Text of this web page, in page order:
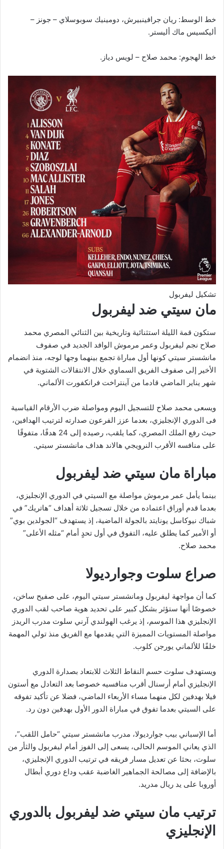
خط الوسط: ريان جرافينبيرش، دومينيك سوبوسلاي – جونز –
أليكسيس ماك أليستر.
خط الهجوم: محمد صلاح – لويس دياز.
تشكيل ليفربول
مان سيتي ضد ليفربول
ستكون قمة الليلة استثنائية وتاريخية بين الثنائي المصري محمد
صلاح نجم ليفربول وعمر مرموش الوافد الجديد في صفوف
مانشستر سيتي كونها أول مباراة تجمع بينهما وجها لوجه، منذ انضمام
الأخير إلى صفوف الفريق السماوي خلال الانتقالات الشتوية في
شهر يناير الماضي قادما من آينتراخت فرانكفورت الألماني.
ويسعى محمد صلاح للتسجيل اليوم ومواصلة ضرب الأرقام القياسية
فى الدوري الإنجليزي، بعدما عزز الفرعون صدارته لترتيب الهدافين،
حيث رفع الملك المصري، كما يلقب، رصيده إلى 24 هدفًا، متفوقًا
على منافسه الأقرب النرويجي هالاند هداف مانشستر سيتي.
مباراة مان سيتي ضد ليفربول
بينما يأمل عمر مرموش مواصلة مع السيتي في الدوري الإنجليزي،
بعدما قدم أوراق اعتماده من خلال تسجيل ثلاثة أهداف “هاتريك” في
شباك نيوكاسل يونايتد بالجولة الماضية، إذ يستهدف “الجولدين بوي”
أو الأمير كما يطلق عليه، التفوق في أول تحدٍ أمام “مثله الأعلى”
محمد صلاح.
صراع سلوت وجوارديولا
كما أن مواجهة ليفربول ومانشستر سيتي اليوم، على صفيح ساخن،
خصوصًا أنها ستؤثر بشكل كبير على تحديد هوية صاحب لقب الدوري
الإنجليزي هذا الموسم، إذ يرغب الهولندي آرني سلوت مدرب الريدز
مواصلة المستويات المميزة التي يقدمها مع الفريق منذ تولي المهمة
خلفًا للألماني يورجن كلوب.
ويستهدف سلوت حسم النقاط الثلاث للابتعاد بصدارة الدوري
الإنجليزي أمام أرسنال أقرب منافسيه خصوصا بعد التعادل مع أستون
فيلا بهدفين لكل منهما مساء الأربعاء الماضي، فضلا عن تأكيد تفوقه
على السيتي بعدما تفوق في مباراة الدور الأول بهدفين دون رد.
أما الإسباني بيب جوارديولا، مدرب مانشستر سيتي “حامل اللقب”،
الذي يعاني الموسم الحالى، يسعى إلى الفوز أمام ليفربول والثأر من
سلوت، بحثا عن تعديل مسار فريقه في ترتيب الدوري الإنجليزي،
بالإضافة إلى مصالحة الجماهير الغاضبة عقب وداع دوري أبطال
أوروبا على يد ريال مدريد.
ترتيب مان سيتي ضد ليفربول بالدوري
الإنجليزي